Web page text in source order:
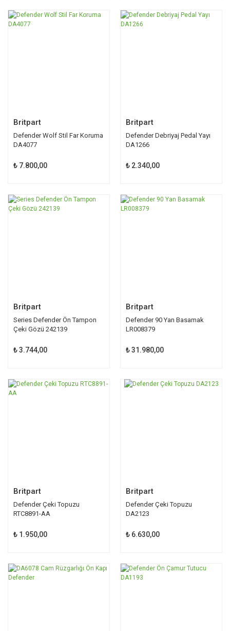
Britpart
Defender Wolf Stil Far Koruma
DA4077
₺ 7.800,00
Britpart
Defender Debriyaj Pedal Yayı
DA1266
₺ 2.340,00
Britpart
Series Defender Ön Tampon
Çeki Gözü 242139
₺ 3.744,00
Britpart
Defender 90 Yan Basamak
LR008379
₺ 31.980,00
Britpart
Defender Çeki Topuzu
RTC8891-AA
₺ 1.950,00
Britpart
Defender Çeki Topuzu
DA2123
₺ 6.630,00